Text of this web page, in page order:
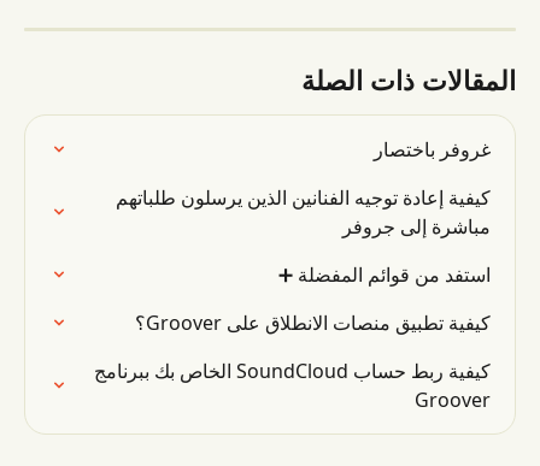
المقالات ذات الصلة
غروفر باختصار
كيفية إعادة توجيه الفنانين الذين يرسلون طلباتهم
مباشرة إلى جروفر
استفد من قوائم المفضلة ➕
كيفية تطبيق منصات الانطلاق على Groover؟
كيفية ربط حساب SoundCloud الخاص بك ببرنامج
Groover